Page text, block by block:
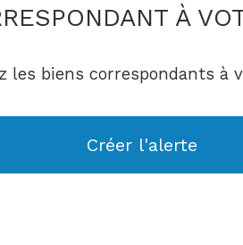
À
les biens correspondants à
Créer l'alerte